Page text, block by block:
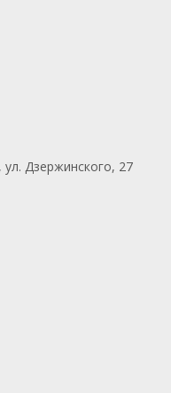
Дзержинского, 27